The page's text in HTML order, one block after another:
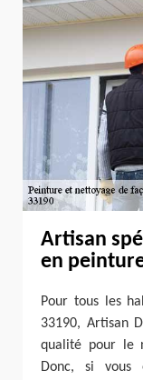
Artisan
en
Pour tous les
33190, Artisan
qualité pour le
Donc, si vous